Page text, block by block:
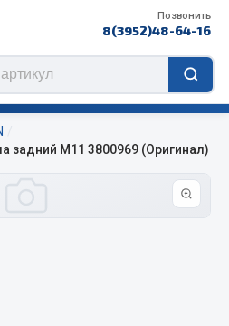
Позвонить
8(3952)48-64-16
задний M11 3800969 (Оригинал)